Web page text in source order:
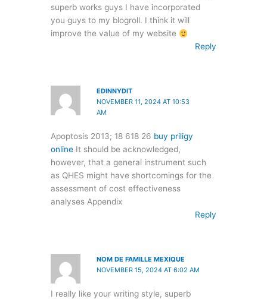
superb works guys I have incorporated
you guys to my blogroll. I think it will
improve the value of my website
Reply
EDINNYDIT
NOVEMBER 11, 2024 AT 10:53
AM
Apoptosis 2013; 18 618 26 buy priligy
onlineIt should be acknowledged,
however, that a general instrument such
as QHES might have shortcomings for the
assessment of cost effectiveness
analyses Appendix
Reply
NOM DE FAMILLE MEXIQUE
NOVEMBER 15, 2024 AT 6:02 AM
I really like your writing style, superb